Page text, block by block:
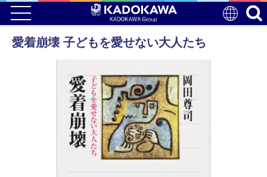
愛着崩壊 子どもを愛せない大人たち